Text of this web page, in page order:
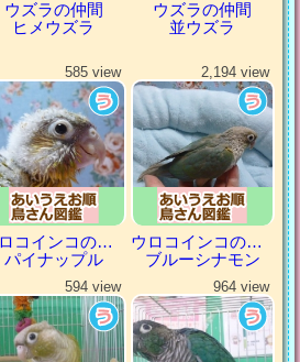
ウズラの仲間
ヒメウズラ
ウズラの仲間
並ウズラ
585 view
ウロコインコの仲間
パイナップル
2,194 view
ウロコインコの仲間
ブルーシナモン
594 view 964 view